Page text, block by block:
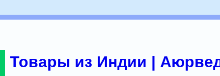
Товары из Индии |